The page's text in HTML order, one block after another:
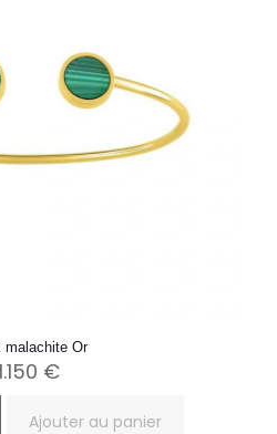
malachite Or
€
Ajouter au panier